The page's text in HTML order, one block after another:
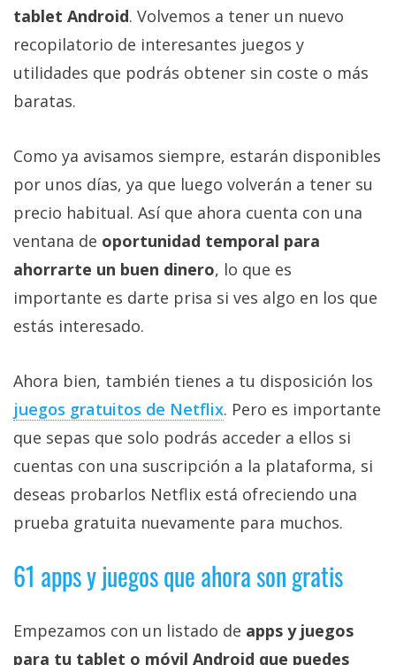
tablet Android. Volvemos a tener un nuevo
recopilatorio de interesantes juegos y
utilidades que podrás obtener sin coste o más
baratas.
Como ya avisamos siempre, estarán disponibles
por unos días, ya que luego volverán a tener su
precio habitual. Así que ahora cuenta con una
ventana de oportunidad temporal para
ahorrarte un buen dinero, lo que es
importante es darte prisa si ves algo en los que
estás interesado.
Ahora bien, también tienes a tu disposición los
juegos gratuitos de Netflix‎. Pero es importante
que sepas que solo podrás acceder a ellos si
cuentas con una suscripción a la plataforma, si
deseas probarlos Netflix está ofreciendo una
prueba gratuita nuevamente para muchos.
61 apps y juegos que ahora son gratis
Empezamos con un listado de apps y juegos
para tu tablet o móvil Android que puedes